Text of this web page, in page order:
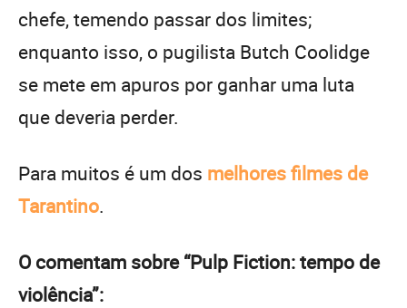
chefe, temendo passar dos limites;
enquanto isso, o pugilista Butch Coolidge
se mete em apuros por ganhar uma luta
que deveria perder.
Para muitos é um dos melhores filmes de
Tarantino.
O comentam sobre “Pulp Fiction: tempo de
violência”: